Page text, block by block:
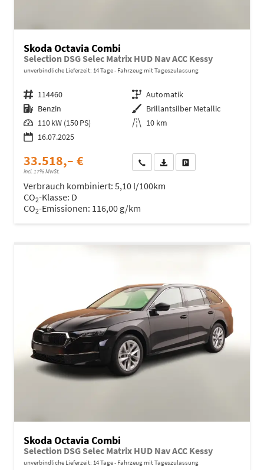
Skoda Octavia Combi
Selection DSG Selec Matrix HUD Nav ACC Kessy
unverbindliche Lieferzeit: 14 Tage Fahrzeug mit Tageszulassung
Fahrzeugnr. 114460 Getriebe Automatik
Kraftstoff Benzin Außenfarbe Brillantsilber Metallic
Leistung 110 kW (150 PS) Kilometerstand 10 km
16.07.2025
33.518,– €
incl. 17% MwSt.
Wir rufen Sie anFahrzeugexposé (PDF)
Verbrauch kombiniert: 5,10 l/100km
CO2-Klasse: D
CO2-Emissionen: 116,00 g/km
Skoda Octavia Combi
Selection DSG Selec Matrix HUD Nav ACC Kessy
unverbindliche Lieferzeit: 14 Tage Fahrzeug mit Tageszulassung